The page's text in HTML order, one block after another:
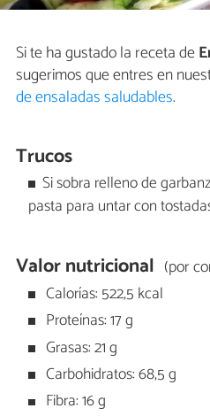
Si te ha gustado la receta de
sugerimos que entres en
de ensaladas saludables.
Trucos
Si sobra relleno de
pasta para untar con
Valor nutricional (por
Calorías: 522,5 kcal
Proteínas: 17 g
Grasas: 21 g
Carbohidratos: 68,5 g
Fibra: 16 g